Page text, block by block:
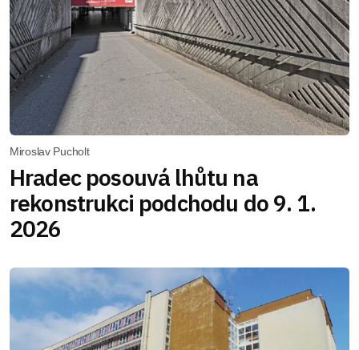
Miroslav Pucholt
Hradec posouvá lhůtu na
rekonstrukci podchodu do 9. 1.
2026